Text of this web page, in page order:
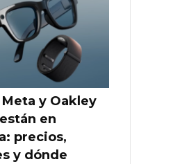
Meta y Oakley
en
precios,
y dónde